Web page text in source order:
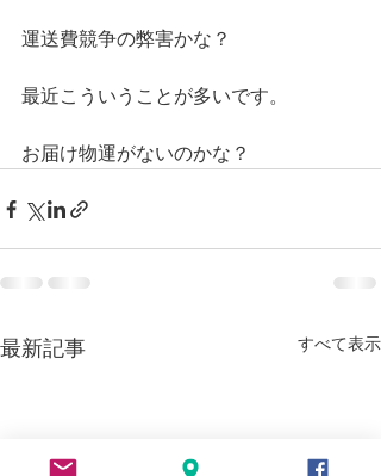
運送費競争の弊害かな？
最近こういうことが多いです。
お届け物運がないのかな？
最新記事 すべて表示